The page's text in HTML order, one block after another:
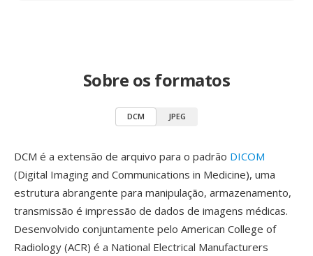
Sobre os formatos
DCM JPEG
DCM é a extensão de arquivo para o padrão DICOM
(Digital Imaging and Communications in Medicine), uma
estrutura abrangente para manipulação, armazenamento,
transmissão é impressão de dados de imagens médicas.
Desenvolvido conjuntamente pelo American College of
Radiology (ACR) é a National Electrical Manufacturers